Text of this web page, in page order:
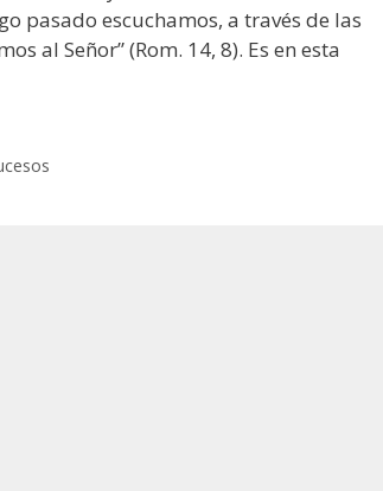
pasado escuchamos, a través de las
al Señor” (Rom. 14, 8). Es en esta